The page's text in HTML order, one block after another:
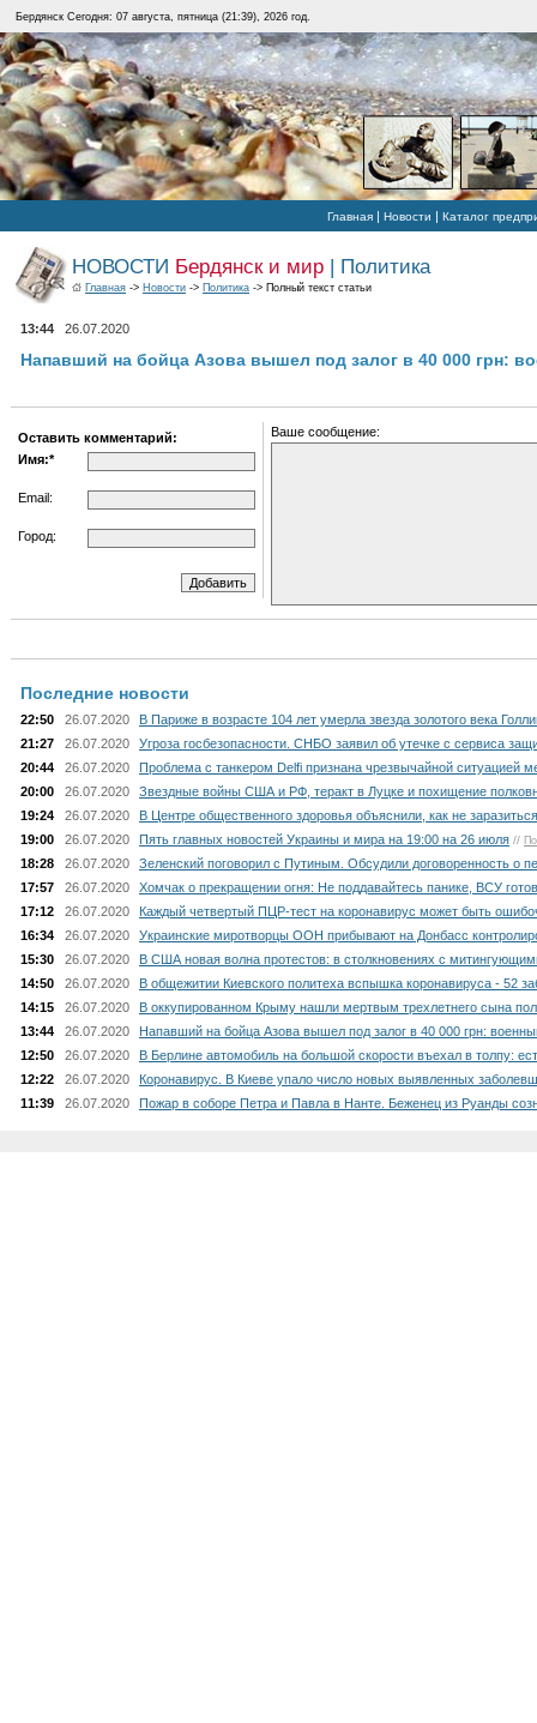
Бердянск Сегодня: 07 августа, пятница (21:39), 2026 год.
Главная | Новости | Каталог
НОВОСТИ Бердянск и мир | Политика
Главная -> Новости -> Политика -> Полный текст статьи
13:44 26.07.2020
Напавший на бойца Азова вышел под залог в 40 000 грн:
Оставить комментарий:
Ваше сообщение:
Имя:*
Email:
Город:
Последние новости
22:50 26.07.2020
В Париже в возрасте 104 лет умерла звезда золотого века
21:27 26.07.2020
Угроза госбезопасности. СНБО заявил об утечке с сервиса
20:44 26.07.2020
Проблема с танкером Delfi признана чрезвычайной ситуацией
20:00 26.07.2020
Звездные войны США и РФ, теракт в Луцке и похищение
19:24 26.07.2020
В Центре общественного здоровья объяснили, как не
19:00 26.07.2020 Пять главных новостей Украины и мира на 19:00 на 26 июля //
18:28 26.07.2020
Зеленский поговорил с Путиным. Обсудили договоренность о
17:57 26.07.2020
Хомчак о прекращении огня: Не поддавайтесь панике, ВСУ
17:12 26.07.2020
Каждый четвертый ПЦР-тест на коронавирус может быть
16:34 26.07.2020
Украинские миротворцы ООН прибывают на Донбасс
15:30 26.07.2020
В США новая волна протестов: в столкновениях с
14:50 26.07.2020
В общежитии Киевского политеха вспышка коронавируса - 52
14:15 26.07.2020
В оккупированном Крыму нашли мертвым трехлетнего сына
13:44 26.07.2020
Напавший на бойца Азова вышел под залог в 40 000 грн:
12:50 26.07.2020
В Берлине автомобиль на большой скорости въехал в толпу:
12:22 26.07.2020
Коронавирус. В Киеве упало число новых выявленных
11:39 26.07.2020 Пожар в соборе Петра и Павла в Нанте. Беженец из Руанды